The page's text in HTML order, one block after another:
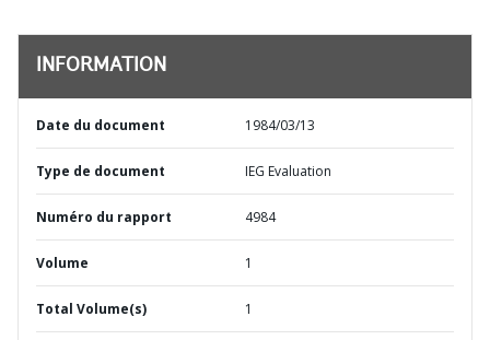
INFORMATION
Date du document 1984/03/13
Type de document IEG Evaluation
Numéro du rapport 4984
Volume 1
Total Volume(s) 1